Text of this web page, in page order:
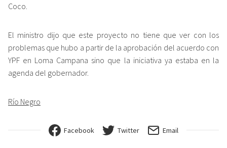
Coco.
El ministro dijo que este proyecto no tiene que ver con los
problemas que hubo a partir de la aprobación del acuerdo con
YPF en Loma Campana sino que la iniciativa ya estaba en la
agenda del gobernador.
Río Negro
Facebook Twitter Email